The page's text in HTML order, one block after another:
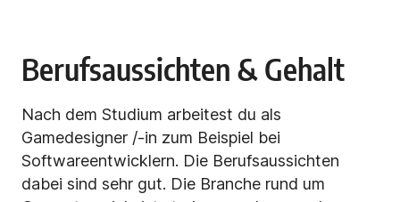
Berufsaussichten & Gehalt
Nach dem Studium arbeitest du als
Gamedesigner /-in zum Beispiel bei
Softwareentwicklern. Die Berufsaussichten
dabei sind sehr gut. Die Branche rund um